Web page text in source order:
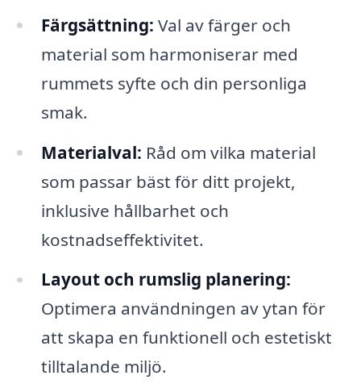
Färgsättning: Val av färger och
material som harmoniserar med
rummets syfte och din personliga
smak.
Materialval: Råd om vilka material
som passar bäst för ditt projekt,
inklusive hållbarhet och
kostnadseffektivitet.
Layout och rumslig planering:
Optimera användningen av ytan för
att skapa en funktionell och estetiskt
tilltalande miljö.